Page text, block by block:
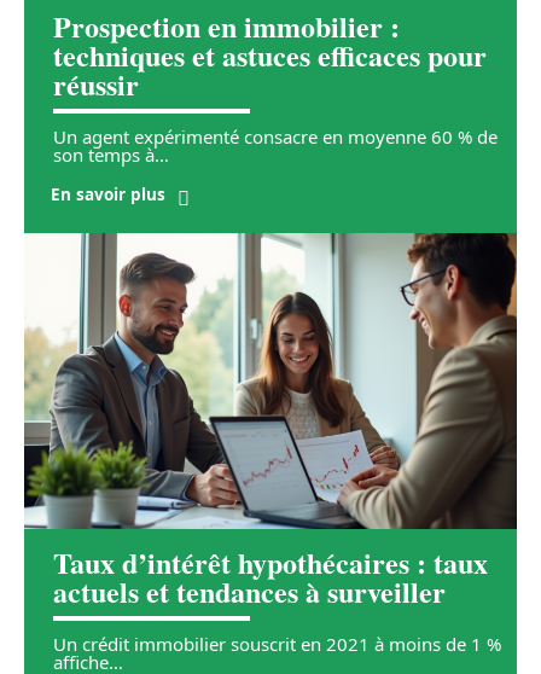
Prospection en immobilier :
techniques et astuces efficaces pour
réussir
Un agent expérimenté consacre en moyenne 60 % de
son temps à…
En savoir plus
Taux d’intérêt hypothécaires : taux
actuels et tendances à surveiller
Un crédit immobilier souscrit en 2021 à moins de 1 %
affiche…